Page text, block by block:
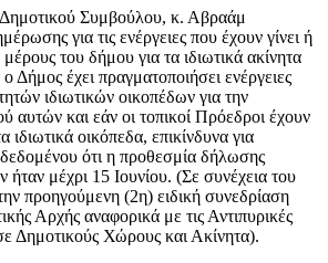
Δημοτικού Συμβούλου, κ. Αβραάμ
για τις ενέργειες που έχουν γίνει ή
μέρους του δήμου για τα ιδιωτικά ακίνητα
Δήμος έχει πραγματοποιήσει ενέργειες
ιδιωτικών οικοπέδων για την
αυτών και εάν οι τοπικοί Πρόεδροι έχουν
ιδιωτικά οικόπεδα, επικίνδυνα για
ότι η προθεσμία δήλωσης
μέχρι 15 Ιουνίου. (Σε συνέχεια του
προηγούμενη (2η) ειδική συνεδρίαση
Αρχής αναφορικά με τις Αντιπυρικές
Δημοτικούς Χώρους και Ακίνητα).